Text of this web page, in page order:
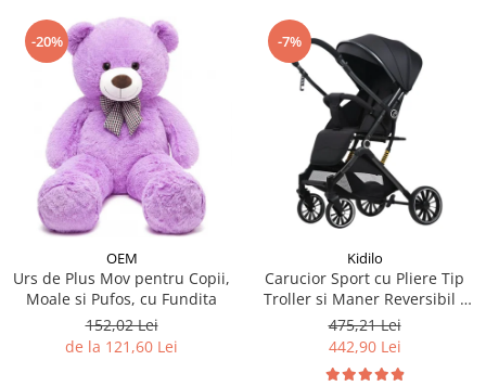
-20%
OEM
Urs de Plus Mov pentru Copii,
Moale si Pufos, cu Fundita
152,02 Lei
de la 121,60 Lei
-7%
Kidilo
Carucior Sport cu Pliere Tip
Troller si Maner Reversibil -
Negru
475,21 Lei
442,90 Lei